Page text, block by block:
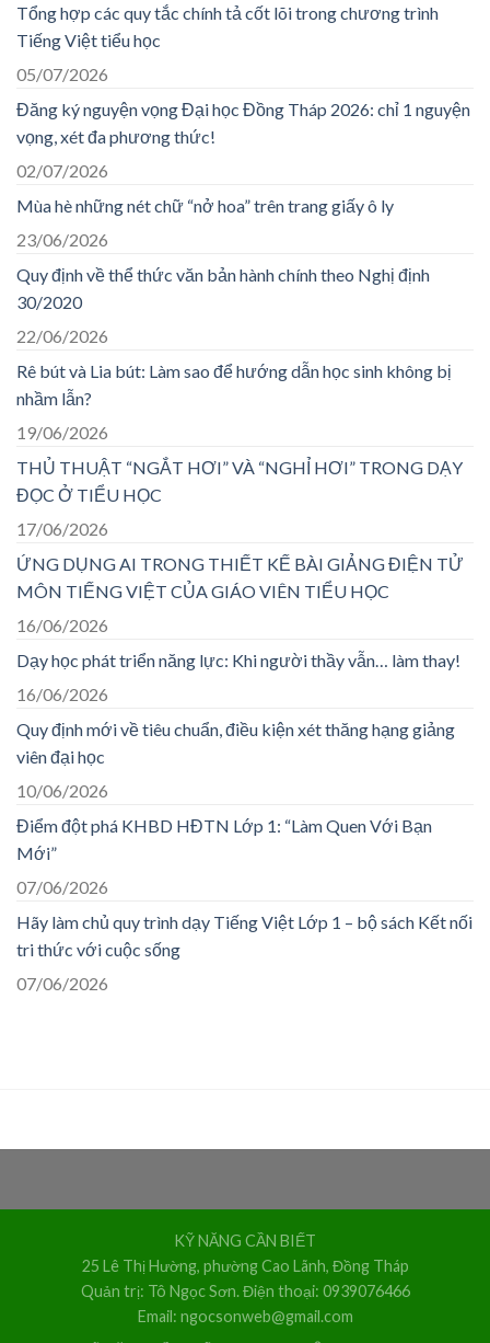
Tổng hợp các quy tắc chính tả cốt lõi trong chương trình
Tiếng Việt tiểu học
05/07/2026
Đăng ký nguyện vọng Đại học Đồng Tháp 2026: chỉ 1 nguyện
vọng, xét đa phương thức!
02/07/2026
Mùa hè những nét chữ “nở hoa” trên trang giấy ô ly
23/06/2026
Quy định về thể thức văn bản hành chính theo Nghị định
30/2020
22/06/2026
Rê bút và Lia bút: Làm sao để hướng dẫn học sinh không bị
nhầm lẫn?
19/06/2026
THỦ THUẬT “NGẮT HƠI” VÀ “NGHỈ HƠI” TRONG DẠY
ĐỌC Ở TIỂU HỌC
17/06/2026
ỨNG DỤNG AI TRONG THIẾT KẾ BÀI GIẢNG ĐIỆN TỬ
MÔN TIẾNG VIỆT CỦA GIÁO VIÊN TIỂU HỌC
16/06/2026
Dạy học phát triển năng lực: Khi người thầy vẫn… làm thay!
16/06/2026
Quy định mới về tiêu chuẩn, điều kiện xét thăng hạng giảng
viên đại học
10/06/2026
Điểm đột phá KHBD HĐTN Lớp 1: “Làm Quen Với Bạn
Mới”
07/06/2026
Hãy làm chủ quy trình dạy Tiếng Việt Lớp 1 – bộ sách Kết nối
tri thức với cuộc sống
07/06/2026
KỸ NĂNG CẦN BIẾT
25 Lê Thị Hường, phường Cao Lãnh, Đồng Tháp
Quản trị: Tô Ngọc Sơn. Điện thoại: 0939076466
Email: ngocsonweb@gmail.com